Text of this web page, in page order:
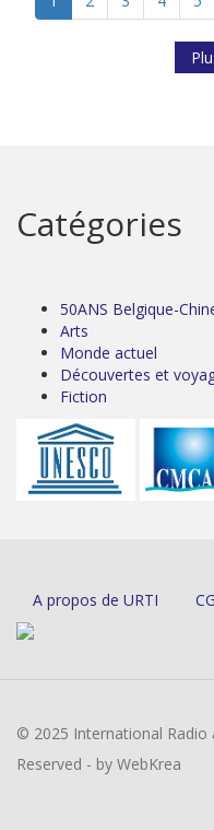
Catégories
50ANS Belgique-
Arts
Monde actuel
Découvertes et
Fiction
A propos de URTI
© 2025 International Radio
Reserved - by WebKrea